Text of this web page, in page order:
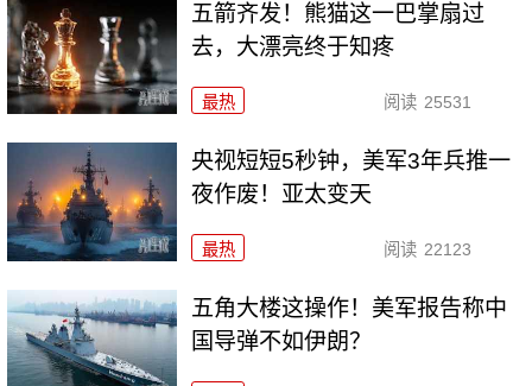
五箭齐发！熊猫这一巴掌扇过
去，大漂亮终于知疼
最热 阅读 25531
央视短短5秒钟，美军3年兵推一
夜作废！亚太变天
最热 阅读 22123
五角大楼这操作！美军报告称中
国导弹不如伊朗？